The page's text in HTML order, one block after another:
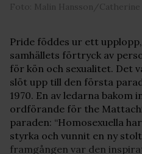
Foto: Malin Hansson/
Pride föddes ur ett
samhällets förtryck av
för kön och sexualitet. Det
slöt upp till den första
1970. En av ledarna bakom
ordförande för the
paraden: “Homosexuella
styrka och vunnit en ny
framgången var den